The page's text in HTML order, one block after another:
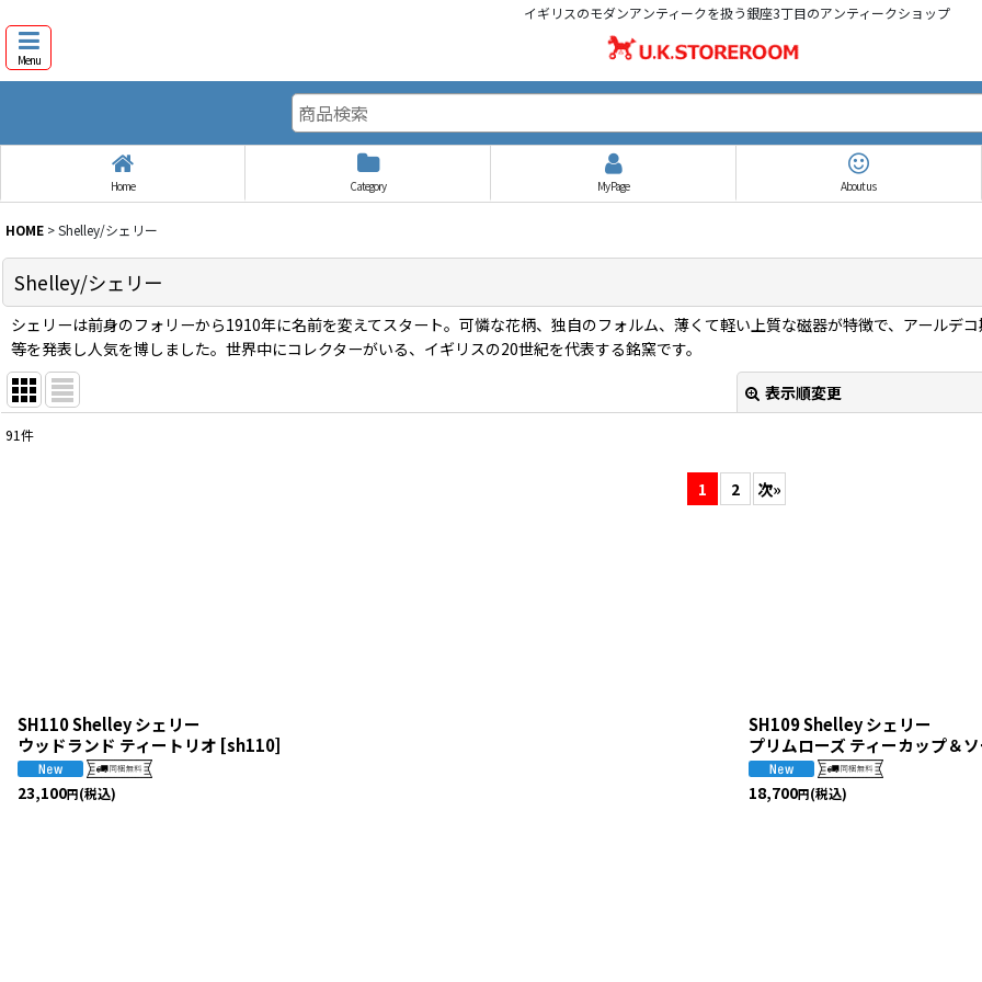
イギリスのモダンアンティークを扱う銀座3丁目のアンティークショップ
Menu
Home Category My Page About us
HOME >Shelley/シェリー
Shelley/シェリー
シェリーは前身のフォリーから1910年に名前を変えてスタート。可憐な花柄、独自のフォルム、薄くて軽い上質な磁器が特徴で、アールデ
等を発表し人気を博しました。世界中にコレクターがいる、イギリスの20世紀を代表する銘窯です。
表示順変更
91件
1 2 次»
SH110 Shelley シェリー
ウッドランド ティートリオ [sh110]
23,100円(税込)
SH109 Shelley シェリー
プリムローズ ティーカップ＆
18,700円(税込)